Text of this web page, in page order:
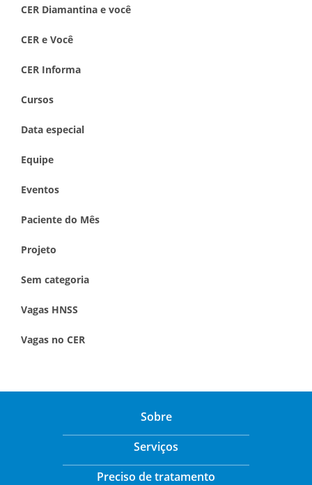
CER Diamantina e você
CER e Você
CER Informa
Cursos
Data especial
Equipe
Eventos
Paciente do Mês
Projeto
Sem categoria
Vagas HNSS
Vagas no CER
Sobre
Serviços
Preciso de tratamento